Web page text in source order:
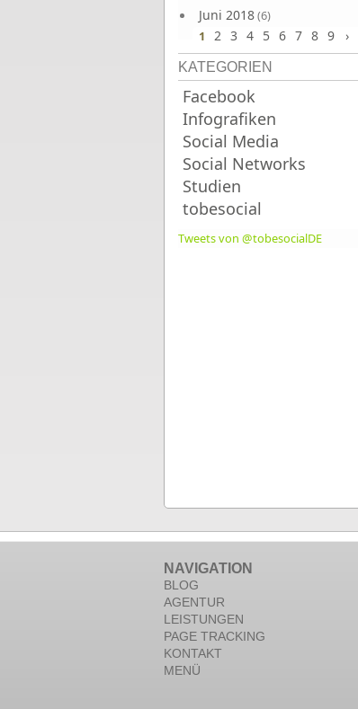
Juni 2018(6)
1 2 3 4 5 6 7 8 9 ›
KATEGORIEN
Facebook
Infografiken
Social Media
Social Networks
Studien
tobesocial
Tweets von @tobesocialDE
NAVIGATION
BLOG
AGENTUR
LEISTUNGEN
PAGE TRACKING
KONTAKT
MENÜ